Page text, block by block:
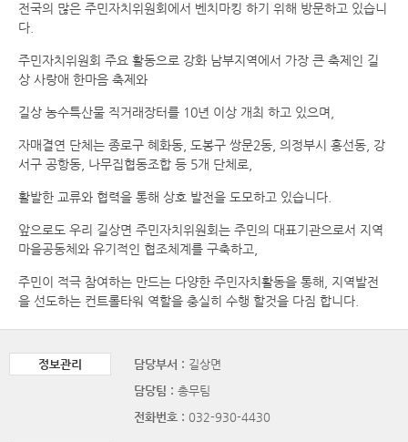
전국의 많은 주민자치위원회에서 벤치마킹 하기 위해 방문하고 있습니
다.
주민자치위원회 주요 활동으로 강화 남부지역에서 가장 큰 축제인 길
상 사랑애 한마음 축제와
길상 농수특산물 직거래장터를 10년 이상 개최 하고 있으며,
자매결연 단체는 종로구 혜화동, 도봉구 쌍문2동, 의정부시 흥선동, 강
서구 공항동, 나무집협동조합 등 5개 단체로,
활발한 교류와 협력을 통해 상호 발전을 도모하고 있습니다.
앞으로도 우리 길상면 주민자치위원회는 주민의 대표기관으로서 지역
마을공동체와 유기적인 협조체계를 구축하고,
주민이 적극 참여하는 만드는 다양한 주민자치활동을 통해, 지역발전
을 선도하는 컨트롤타워 역할을 충실히 수행 할것을 다짐 합니다.
정보관리 담당부서 : 길상면
담당팀 : 총무팀
전화번호 : 032-930-4430